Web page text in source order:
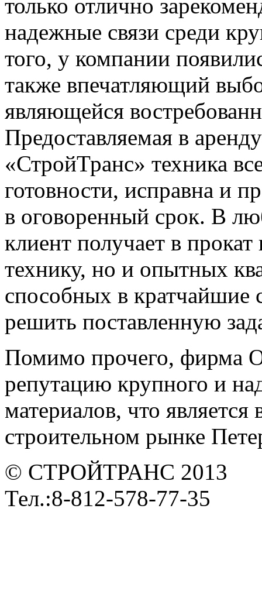
только отлично
надежные связи среди
того, у компании
также впечатляющий
являющейся
Предоставляемая в
«СтройТранс» техника
готовности, исправна и
в оговоренный срок. В
клиент получает в
технику, но и опытных
способных в
решить поставленную
Помимо прочего, фирма
репутацию крупного и
материалов, что
строительном рынке
© СТРОЙТРАНС 2013
Тел.:8-812-578-77-35